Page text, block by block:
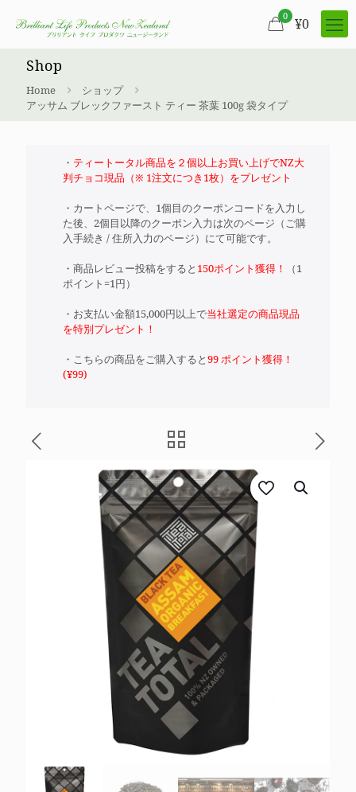
0 ¥0
Shop
Home
ショップ
アッサム ブレックファースト ティー 茶葉 100g 袋タイプ
・ ティートータル商品を２個以上お買い上げでNZ大
判チョコ現品（※ 1注文につき1枚）をプレゼント
・カートページで、1個目のクーポンコードを入力し
た後、2個目以降のクーポン入力は次のページ（ご購
入手続き / 住所入力のページ）にて可能です。
・商品レビュー投稿をすると 150ポイント獲得！
（1
ポイント=1円）
・お支払い金額15,000円以上で当社選定の商品現品
を特別プレゼント！
・こちらの商品をご購入すると99 ポイント獲得！
(¥99)